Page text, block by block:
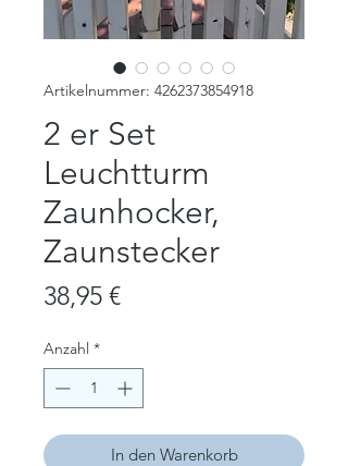
Artikelnummer: 4262373854918
2 er Set
Leuchtturm
Zaunhocker,
Zaunstecker
38,95 €Preis
Anzahl *
In den Warenkorb